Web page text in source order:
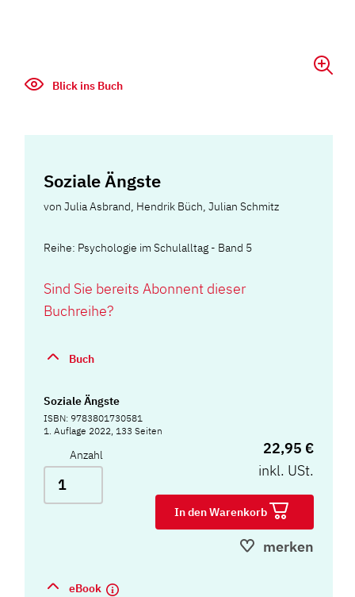
Blick ins Buch
Soziale Ängste
vonJulia Asbrand, Hendrik Büch,Julian Schmitz
Reihe: Psychologie im Schulalltag - Band 5
Sind Sie bereits Abonnent dieser
Buchreihe?
Buch
Soziale Ängste
ISBN: 9783801730581
1. Auflage 2022, 133 Seiten
Anzahl
22,95 €
inkl. USt.
In den Warenkorb
merken
eBook